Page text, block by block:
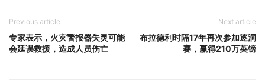
Previous article
专家表示，火灾警报器失灵可能
会延误救援，造成人员伤亡
Next article
布拉德利时隔17年再次参加逐洞
赛，赢得210万英镑